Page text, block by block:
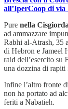
all’IperCoop di via
Pure nella
ad ammazzare
Rabhi al-Atrash, 35
di Hebron e Jameel
raid dell’esercito su
una dozzina di rapiti
Infine l’altro fronte
non ha portato ad
feriti a Nabatieh.